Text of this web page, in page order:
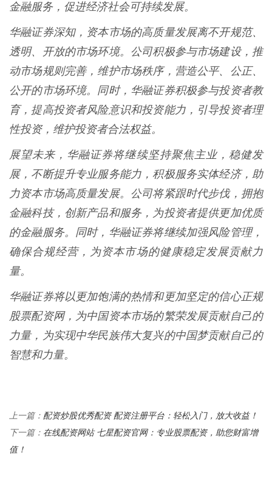
金融服务，促进经济社会可持续发展。
华融证券深知，资本市场的高质量发展离不开规范、
透明、开放的市场环境。公司积极参与市场建设，推
动市场规则完善，维护市场秩序，营造公平、公正、
公开的市场环境。同时，华融证券积极参与投资者教
育，提高投资者风险意识和投资能力，引导投资者理
性投资，维护投资者合法权益。
展望未来，华融证券将继续坚持聚焦主业，稳健发
展，不断提升专业服务能力，积极服务实体经济，助
力资本市场高质量发展。公司将紧跟时代步伐，拥抱
金融科技，创新产品和服务，为投资者提供更加优质
的金融服务。同时，华融证券将继续加强风险管理，
确保合规经营，为资本市场的健康稳定发展贡献力
量。
华融证券将以更加饱满的热情和更加坚定的信心正规
股票配资网，为中国资本市场的繁荣发展贡献自己的
力量，为实现中华民族伟大复兴的中国梦贡献自己的
智慧和力量。
上一篇： 配资炒股优秀配资 配资注册平台：轻松入门，放大收益！
下一篇： 在线配资网站 七星配资官网：专业股票配资，助您财富增
值！